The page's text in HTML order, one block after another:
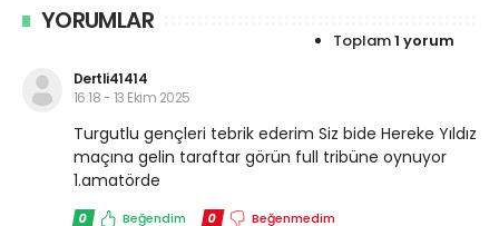
YORUMLAR
Toplam1 yorum
Dertli41414
16:18 - 13 Ekim 2025
Turgutlu gençleri tebrik ederim Siz bide Hereke Yıldız
maçına gelin taraftar görün full tribüne oynuyor
1.amatörde
0 Beğendim 0 Beğenmedim